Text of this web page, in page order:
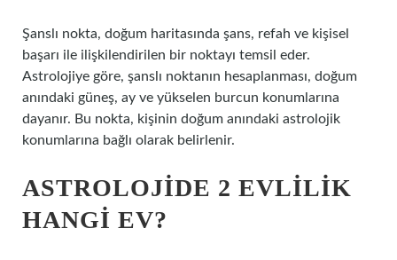
Şanslı nokta, doğum haritasında şans, refah ve kişisel
başarı ile ilişkilendirilen bir noktayı temsil eder.
Astrolojiye göre, şanslı noktanın hesaplanması, doğum
anındaki güneş, ay ve yükselen burcun konumlarına
dayanır. Bu nokta, kişinin doğum anındaki astrolojik
konumlarına bağlı olarak belirlenir.
ASTROLOJIDE 2 EVLILIK
HANGI EV?